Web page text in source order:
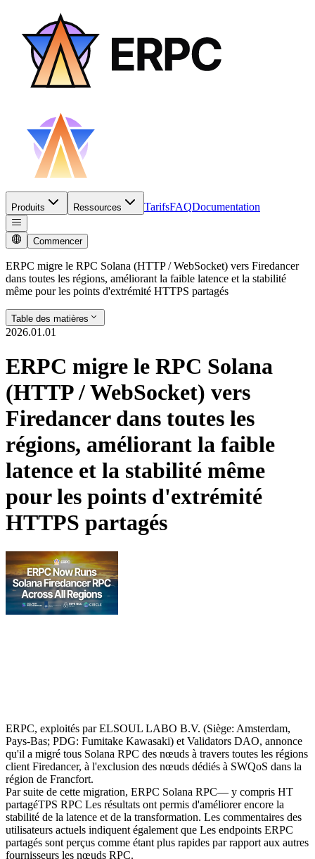
Produits Ressources TarifsFAQDocumentation
Commencer
ERPC migre le RPC Solana (HTTP / WebSocket) vers Firedancer
dans toutes les régions, améliorant la faible latence et la stabilité
même pour les points d'extrémité HTTPS partagés
Table des matières
2026.01.01
ERPC migre le RPC Solana
(HTTP / WebSocket) vers
Firedancer dans toutes les
régions, améliorant la faible
latence et la stabilité même
pour les points d'extrémité
HTTPS partagés
ERPC, exploités par ELSOUL LABO B.V. (Siège: Amsterdam,
Pays-Bas; PDG: Fumitake Kawasaki) et Validators DAO, annonce
qu'il a migré tous Solana RPC des nœuds à travers toutes les régions
client Firedancer, à l'exclusion des nœuds dédiés à SWQoS dans la
région de Francfort.
Par suite de cette migration, ERPC Solana RPC— y compris HT
partagéTPS RPC Les résultats ont permis d'améliorer encore la
stabilité de la latence et de la transformation. Les commentaires des
utilisateurs actuels indiquent également que Les endpoints ERPC
partagés sont perçus comme étant plus rapides par rapport aux autres
fournisseurs les nœuds RPC.